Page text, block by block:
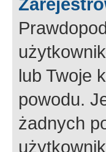
lub Twoje
powodu.
żadnych